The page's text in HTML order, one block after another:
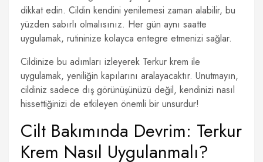
dikkat edin. Cildin kendini yenilemesi zaman alabilir, bu
yüzden sabırlı olmalısınız. Her gün aynı saatte
uygulamak, rutininize kolayca entegre etmenizi sağlar.
Cildinize bu adımları izleyerek Terkur krem ile
uygulamak, yeniliğin kapılarını aralayacaktır. Unutmayın,
cildiniz sadece dış görünüşünüzü değil, kendinizi nasıl
hissettiğinizi de etkileyen önemli bir unsurdur!
Cilt Bakımında Devrim: Terkur
Krem Nasıl Uygulanmalı?